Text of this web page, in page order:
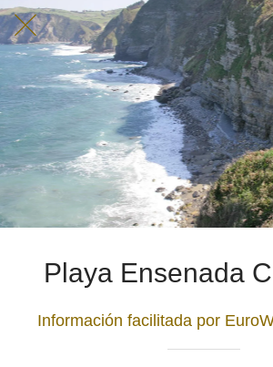
Playa Ensenada
Información facilitada por